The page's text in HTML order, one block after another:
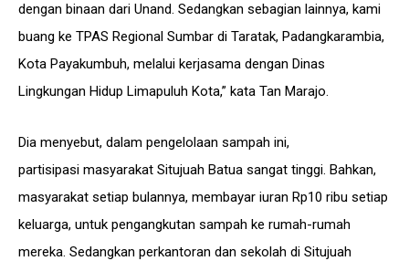
dengan binaan dari Unand. Sedangkan sebagian lainnya, kami
buang ke TPAS Regional Sumbar di Taratak, Padangkarambia,
Kota Payakumbuh, melalui kerjasama dengan Dinas
Lingkungan Hidup Limapuluh Kota,” kata Tan Marajo.
Dia menyebut, dalam pengelolaan sampah ini,
partisipasi masyarakat Situjuah Batua sangat tinggi. Bahkan,
masyarakat setiap bulannya, membayar iuran Rp10 ribu setiap
keluarga, untuk pengangkutan sampah ke rumah-rumah
mereka. Sedangkan perkantoran dan sekolah di Situjuah